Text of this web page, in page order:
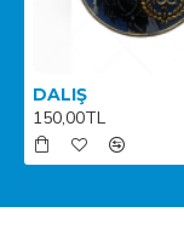
DALIŞ
150,00TL